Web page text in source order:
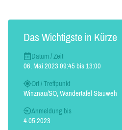
Das Wichtigste in Kürze
Datum / Zeit
06. Mai 2023 09:45 bis 13:00
Ort / Treffpunkt
Winznau/SO, Wandertafel Stauweh
Anmeldung bis
4.05.2023